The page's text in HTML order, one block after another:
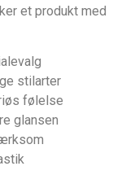
et produkt med
stilarter
følelse
glansen